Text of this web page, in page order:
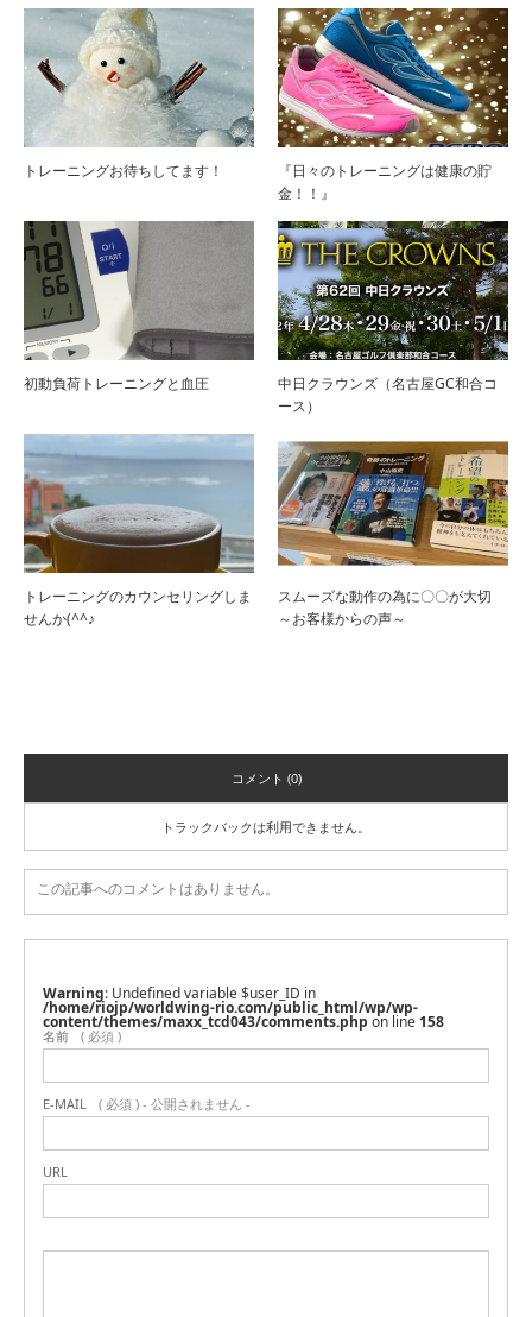
トレーニングお待ちしてます！
『日々のトレーニングは健康の貯
金！！』
初動負荷トレーニングと血圧
中日クラウンズ（名古屋GC和合コ
ース）
トレーニングのカウンセリングしま
せんか(^^♪
スムーズな動作の為に〇〇が大切
～お客様からの声～
コメント (0)
トラックバックは利用できません。
この記事へのコメントはありません。
Warning : Undefined variable $user_ID in
/home/riojp/worldwing-rio.com/public_html/wp/wp-
content/themes/maxx_tcd043/comments.php on line 158
名前 ( 必須 )
E-MAIL ( 必須 ) - 公開されません -
URL